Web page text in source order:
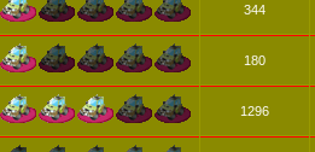
344
180
1296